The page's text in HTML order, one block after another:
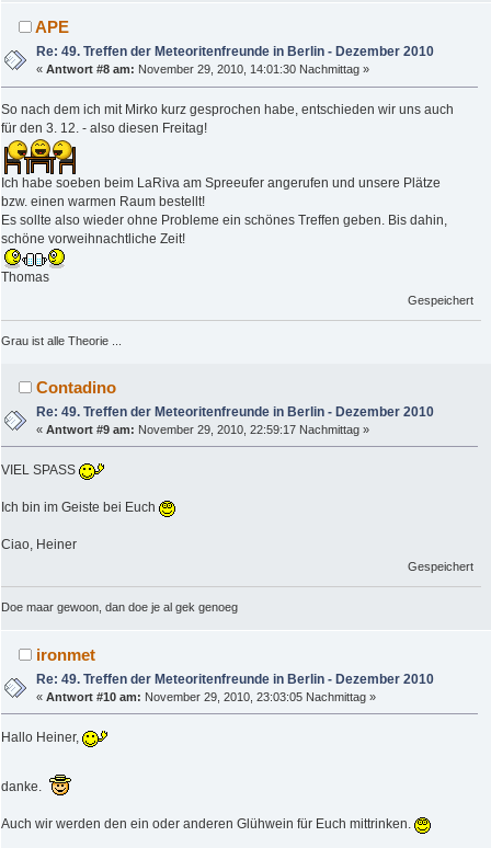
APE
Re: 49. Treffen der Meteoritenfreunde in Berlin - Dezember 2010
«Antwort #8 am: November 29, 2010, 14:01:30 Nachmittag »
So nach dem ich mit Mirko kurz gesprochen habe, entschieden wir uns auch
für den 3. 12. - also diesen Freitag!
Ich habe soeben beim LaRiva am Spreeufer angerufen und unsere Plätze
bzw. einen warmen Raum bestellt!
Es sollte also wieder ohne Probleme ein schönes Treffen geben. Bis dahin,
schöne vorweihnachtliche Zeit!
Thomas
Gespeichert
Grau ist alle Theorie ...
Contadino
Re: 49. Treffen der Meteoritenfreunde in Berlin - Dezember 2010
«Antwort #9 am: November 29, 2010, 22:59:17 Nachmittag »
VIEL SPASS
Ich bin im Geiste bei Euch
Ciao, Heiner
Gespeichert
Doe maar gewoon, dan doe je al gek genoeg
ironmet
Re: 49. Treffen der Meteoritenfreunde in Berlin - Dezember 2010
«Antwort #10 am: November 29, 2010, 23:03:05 Nachmittag »
Hallo Heiner,
danke.
Auch wir werden den ein oder anderen Glühwein für Euch mittrinken.